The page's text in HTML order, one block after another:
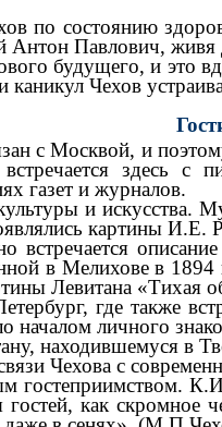
по состоянию
Павлович,
будущего, и это
Чехов
с Москвой, и
здесь с
газет и журналов.
и искусства.
картины И.Е.
встречается
в Мелихове в
Левитана «Тихая
где также
личного
находившемуся в
Чехова с
гостеприимством.
как скромное